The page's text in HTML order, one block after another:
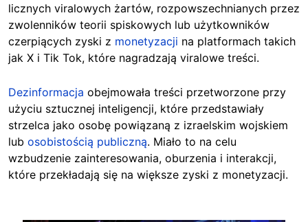
licznych viralowych żartów, rozpowszechnianych przez
zwolenników teorii spiskowych lub użytkowników
czerpiących zyski z monetyzacji na platformach takich
jak X i Tik Tok, które nagradzają viralowe treści.
Dezinformacja obejmowała treści przetworzone przy
użyciu sztucznej inteligencji, które przedstawiały
strzelca jako osobę powiązaną z izraelskim wojskiem
lub osobistością publiczną. Miało to na celu
wzbudzenie zainteresowania, oburzenia i interakcji,
które przekładają się na większe zyski z monetyzacji.